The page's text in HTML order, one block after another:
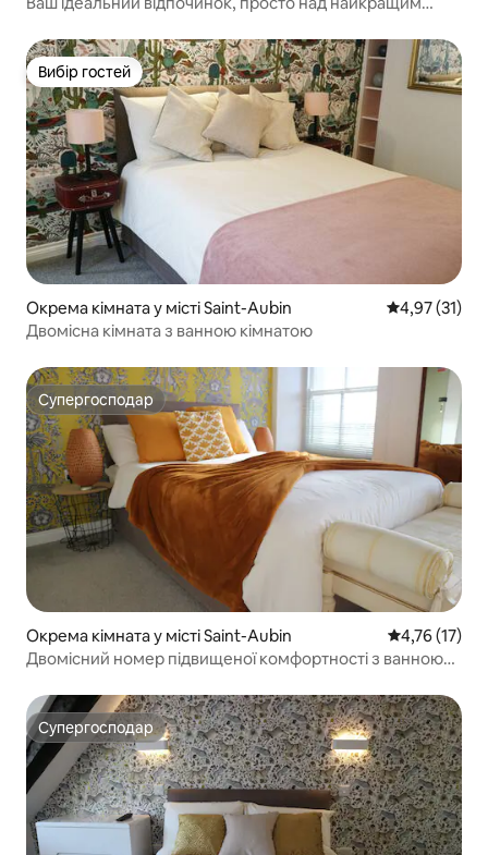
Вибір гостей
Вибір гостей
Окрема кімната у місті Saint-Aubin Середня
4,97 (31)
Двомісна кімната з ванною кімнатою
Супергосподар
Супергосподар
Окрема кімната у місті Saint-Aubin Середня
4,76 (17)
Двомісний номер підвищеної комфортності з ванною
Супергосподар
Супергосподар